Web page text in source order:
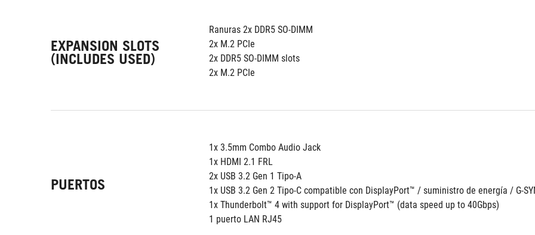
EXPANSION SLOTS
(INCLUDES USED)
Ranuras 2x DDR5 SO-DIMM
2x M.2 PCIe
2x DDR5 SO-DIMM slots
2x M.2 PCIe
PUERTOS
1x 3.5mm Combo Audio Jack
1x HDMI 2.1 FRL
2x USB 3.2 Gen 1 Tipo-A
1x USB 3.2 Gen 2 Tipo-C compatible con DisplayPort™ / suministro de energía / G-
1x Thunderbolt™ 4 with support for DisplayPort™ (data speed up to 40Gbps)
1 puerto LAN RJ45